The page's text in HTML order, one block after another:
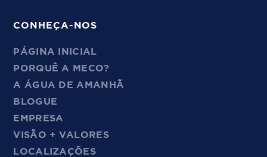
CONHEÇA-NOS
PÁGINA INICIAL
PORQUÊ A MECO?
A ÁGUA DE AMANHÃ
BLOGUE
EMPRESA
VISÃO + VALORES
LOCALIZAÇÕES